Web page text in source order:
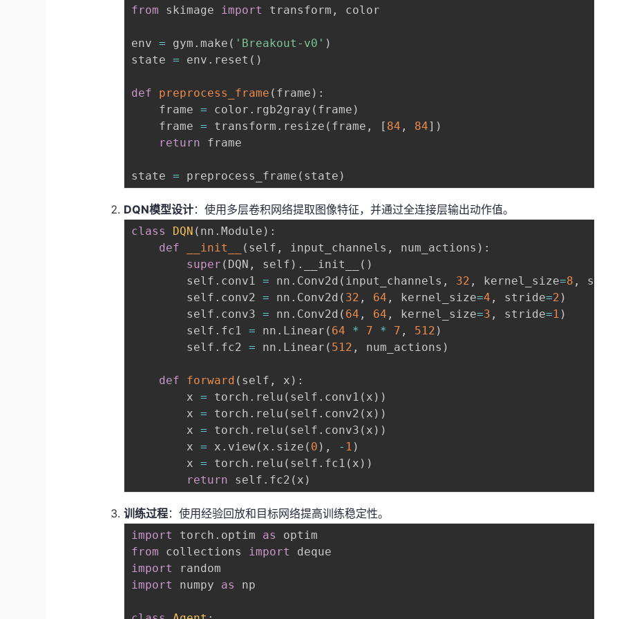
from skimage import transform , color
env = gym . make ( 'Breakout-v0' )
state = env . reset ( )
def preprocess_frame ( frame ) :
    frame
= color . rgb2gray ( frame )
    frame
= transform . resize ( frame , [ 84 , 84] )
return frame
state = preprocess_frame ( state )
DQN模型设计：使用多层卷积网络提取图像特征，并通过全连接层输出动作值。
class DQN ( nn .Module ) :
def
__init__ ( self , input_channels , num_actions ) :
super ( DQN , self ) . __init__ ( )
        self
. conv1 = nn . Conv2d ( input_channels , 32 , kernel_size=8 ,
        self
. conv2 = nn . Conv2d ( 32 , 64 , kernel_size=4 , stride=2 )
        self
. conv3 = nn . Conv2d ( 64 , 64 , kernel_size=3 , stride=1 )
        self
. fc1 = nn . Linear ( 64 * 7 * 7 , 512 )
        self
. fc2 = nn . Linear ( 512 , num_actions )
def forward ( self , x ) :
        x
= torch . relu ( self . conv1 ( x ) )
        x
= torch . relu ( self . conv2 ( x ) )
        x
= torch . relu ( self . conv3 ( x ) )
        x
= x . view( x . size ( 0 ) , - 1 )
        x
= torch . relu ( self . fc1 ( x ) )
return self . fc2 ( x )
训练过程：使用经验回放和目标网络提高训练稳定性。
import torch . optim as
from collections import
import
import
numpy as np